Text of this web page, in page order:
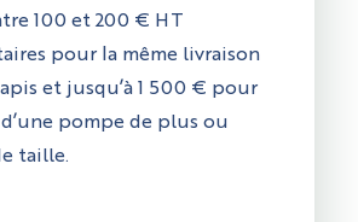
100 et 200 € HT
pour la même livraison
et jusqu’à 1 500 € pour
pompe de plus ou
taille.